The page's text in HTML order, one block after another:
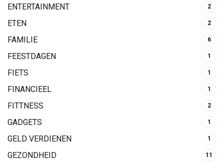
ENTERTAINMENT 2
ETEN 2
FAMILIE 6
FEESTDAGEN 1
FIETS 1
FINANCIEEL 1
FITTNESS 2
GADGETS 1
GELD VERDIENEN 1
GEZONDHEID 11